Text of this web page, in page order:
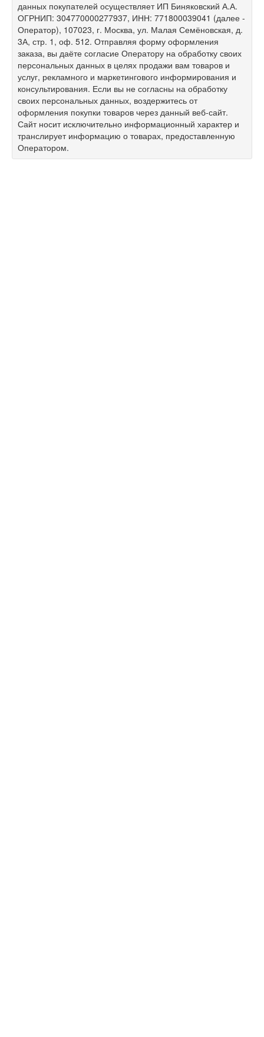
данных покупателей осуществляет ИП Биняковский А.А.
ОГРНИП: 304770000277937, ИНН: 771800039041 (далее -
Оператор), 107023, г. Москва, ул. Малая Семёновская, д.
3А, стр. 1, оф. 512. Отправляя форму оформления
заказа, вы даёте согласие Оператору на обработку своих
персональных данных в целях продажи вам товаров и
услуг, рекламного и маркетингового информирования и
консультирования. Если вы не согласны на обработку
своих персональных данных, воздержитесь от
оформления покупки товаров через данный веб-сайт.
Сайт носит исключительно информационный характер и
транслирует информацию о товарах, предоставленную
Оператором.